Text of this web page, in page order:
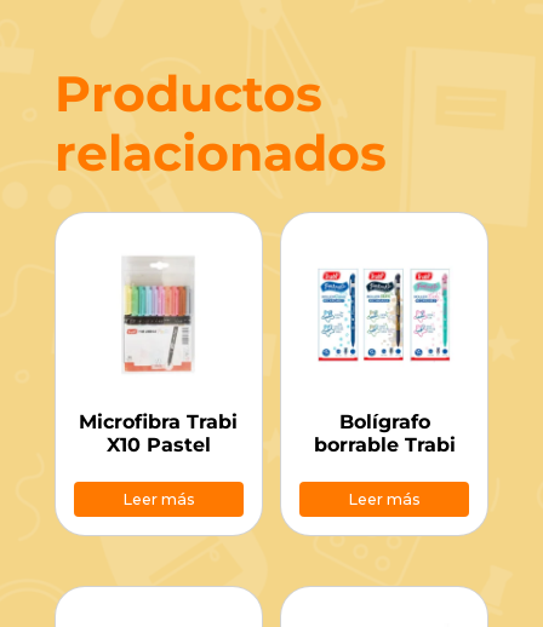
Productos
relacionados
Microfibra Trabi
X10 Pastel
Leer más
Bolígrafo
borrable Trabi
Leer más